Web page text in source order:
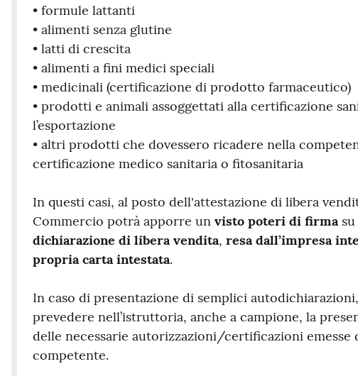
• formule lattanti
• alimenti senza glutine
• latti di crescita
• alimenti a fini medici speciali
• medicinali (certificazione di prodotto farmaceutico)
• prodotti e animali assoggettati alla certificazione
l’esportazione
• altri prodotti che dovessero ricadere nella
certificazione medico sanitaria o fitosanitaria
In questi casi, al posto dell'attestazione di libera
Commercio potrà apporre unvisto poteri di firmasu
dichiarazione di libera vendita,resa dall’impresa
propria carta intestata.
In caso di presentazione di semplici
prevedere nell’istruttoria, anche a campione, la
delle necessarie autorizzazioni/certificazioni emesse
competente.